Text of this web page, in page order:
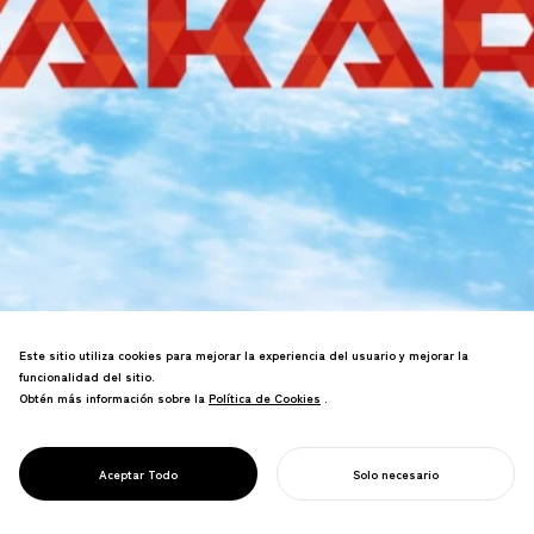
FUTURE KID
TAKARA
estructura atómica del carbono, junto
KID TAKARA, una animación sobre el
cambio climático.
Este sitio utiliza cookies para mejorar la experiencia del usuario y mejorar la
funcionalidad del sitio.
Obtén más información sobre la Política de Cookies
Política de Cookies .
Aceptar Todo Solo necesario